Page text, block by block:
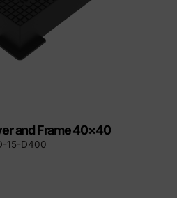
and Frame 40×40
15-D400